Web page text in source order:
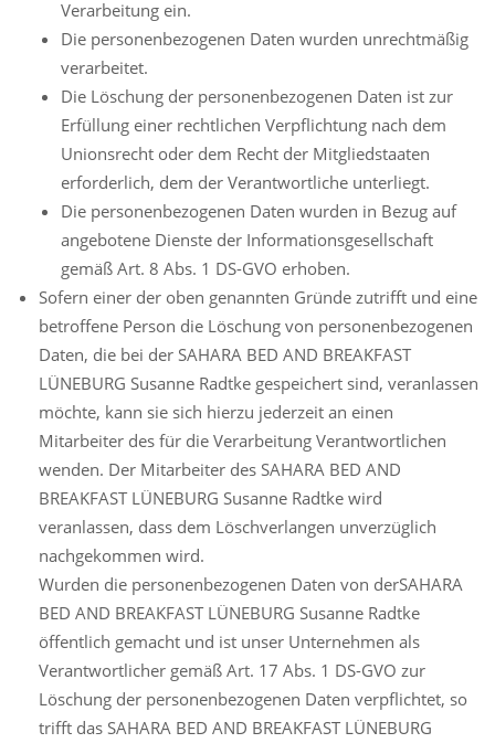
Verarbeitung ein.
Die personenbezogenen Daten wurden unrechtmäßig
verarbeitet.
Die Löschung der personenbezogenen Daten ist zur
Erfüllung einer rechtlichen Verpflichtung nach dem
Unionsrecht oder dem Recht der Mitgliedstaaten
erforderlich, dem der Verantwortliche unterliegt.
Die personenbezogenen Daten wurden in Bezug auf
angebotene Dienste der Informationsgesellschaft
gemäß Art. 8 Abs. 1 DS-GVO erhoben.
Sofern einer der oben genannten Gründe zutrifft und eine
betroffene Person die Löschung von personenbezogenen
Daten, die bei der SAHARA BED AND BREAKFAST
LÜNEBURG Susanne Radtke gespeichert sind, veranlassen
möchte, kann sie sich hierzu jederzeit an einen
Mitarbeiter des für die Verarbeitung Verantwortlichen
wenden. Der Mitarbeiter des SAHARA BED AND
BREAKFAST LÜNEBURG Susanne Radtke wird
veranlassen, dass dem Löschverlangen unverzüglich
nachgekommen wird.
Wurden die personenbezogenen Daten von derSAHARA
BED AND BREAKFAST LÜNEBURG Susanne Radtke
öffentlich gemacht und ist unser Unternehmen als
Verantwortlicher gemäß Art. 17 Abs. 1 DS-GVO zur
Löschung der personenbezogenen Daten verpflichtet, so
trifft das SAHARA BED AND BREAKFAST LÜNEBURG